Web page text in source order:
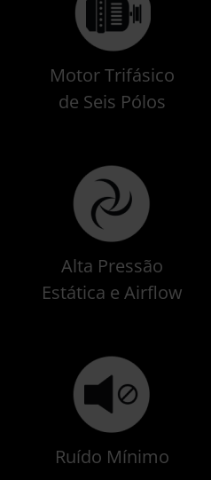
Motor Trifásico
de Seis Pólos
Alta Pressão
Estática e Airflow
Ruído Mínimo